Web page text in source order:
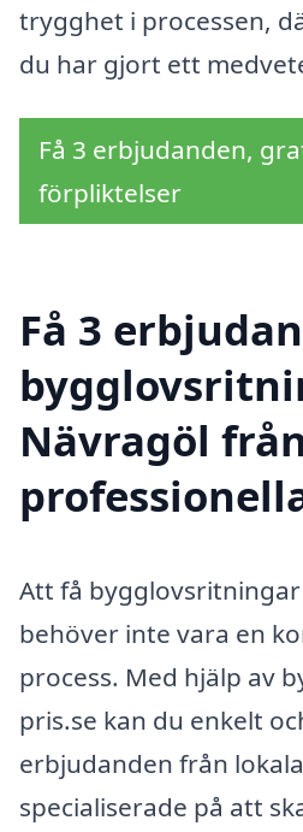
trygghet i processen,
du har gjort ett
Få 3 erbjudanden,
förpliktelser
Få 3
Nävragöl
Att få
behöver inte vara en
process. Med hjälp av
pris.se kan du enkelt
erbjudanden från
specialiserade på att